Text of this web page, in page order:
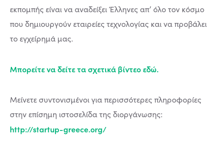
εκπομπής είναι να αναδείξει Έλληνες απ’ όλο τον κόσμο
που δημιουργούν εταιρείες τεχνολογίας και να προβάλει
το εγχείρημά μας.
Μπορείτε να δείτε τα σχετικά βίντεοεδώ.
Μείνετε συντονισμένοι για περισσότερες πληροφορίες
στην επίσημη ιστοσελίδα της διοργάνωσης:
http://startup-greece.org/